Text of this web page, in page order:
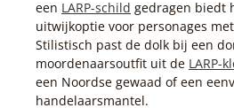
een LARP-schild gedragen biedt
uitwijkoptie voor personages
Stilistisch past de dolk bij een
moordenaarsoutfit uit de LARP-
een Noordse gewaad of een
handelaarsmantel.